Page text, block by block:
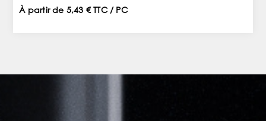
À partir de 5,43 € TTC / PC